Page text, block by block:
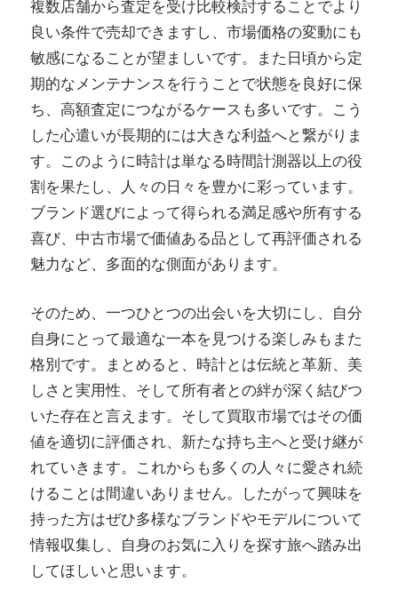
複数店舗から査定を受け比較検討することでより
良い条件で売却できますし、市場価格の変動にも
敏感になることが望ましいです。また日頃から定
期的なメンテナンスを行うことで状態を良好に保
ち、高額査定につながるケースも多いです。こう
した心遣いが長期的には大きな利益へと繋がりま
す。このように時計は単なる時間計測器以上の役
割を果たし、人々の日々を豊かに彩っています。
ブランド選びによって得られる満足感や所有する
喜び、中古市場で価値ある品として再評価される
魅力など、多面的な側面があります。
そのため、一つひとつの出会いを大切にし、自分
自身にとって最適な一本を見つける楽しみもまた
格別です。まとめると、時計とは伝統と革新、美
しさと実用性、そして所有者との絆が深く結びつ
いた存在と言えます。そして買取市場ではその価
値を適切に評価され、新たな持ち主へと受け継が
れていきます。これからも多くの人々に愛され続
けることは間違いありません。したがって興味を
持った方はぜひ多様なブランドやモデルについて
情報収集し、自身のお気に入りを探す旅へ踏み出
してほしいと思います。